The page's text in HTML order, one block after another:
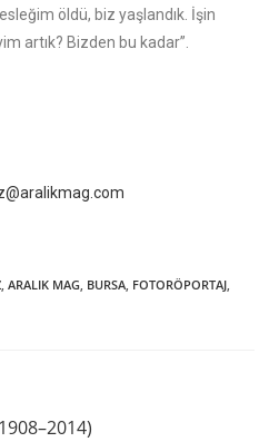
öldü, biz yaşlandık. İşin
artık? Bizden bu kadar”.
, ARALIK MAG, BURSA, FOTORÖPORTAJ,